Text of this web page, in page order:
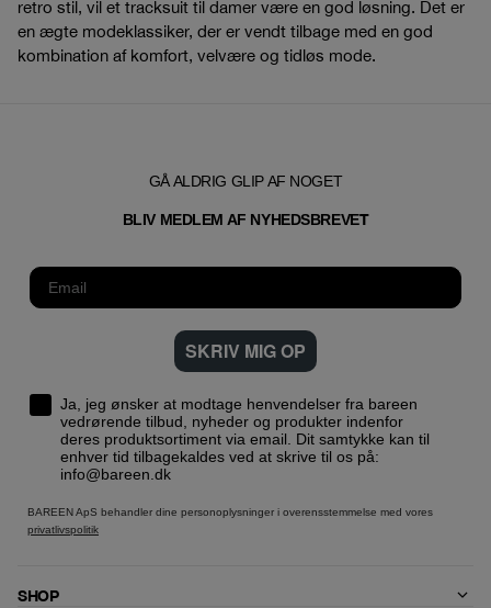
retro stil, vil et tracksuit til damer være en god løsning. Det er
en ægte modeklassiker, der er vendt tilbage med en god
kombination af komfort, velvære og tidløs mode.
GÅ ALDRIG GLIP AF NOGET
BLIV MEDLEM AF NYHEDSBREVET
SKRIV MIG OP
Ja, jeg ønsker at modtage henvendelser fra bareen
vedrørende tilbud, nyheder og produkter indenfor
deres produktsortiment via email. Dit samtykke kan til
enhver tid tilbagekaldes ved at skrive til os på:
info@bareen.dk
BAREEN ApS behandler dine personoplysninger i overensstemmelse med vores
privatlivspolitik
SHOP